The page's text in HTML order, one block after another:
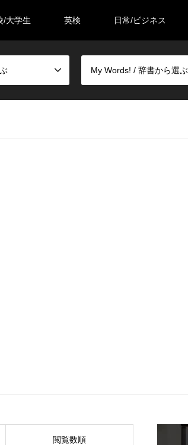
/大学生 英検 日常/ビジネス
My Words! / 辞書から選ぶ
閲覧数順